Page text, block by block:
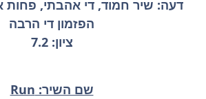
דעה: שיר חמוד, די אהבתי,
הפזמון די הרבה
ציון: 7.2
שם השיר: Run